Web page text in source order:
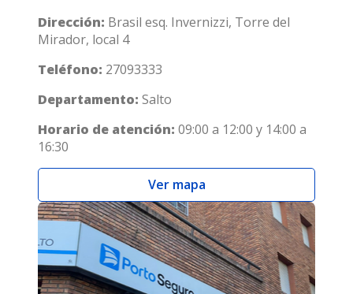
Dirección: Brasil esq. Invernizzi, Torre del
Mirador, local 4
Teléfono: 27093333
Departamento: Salto
Horario de atención: 09:00 a 12:00 y 14:00 a
16:30
Ver mapa